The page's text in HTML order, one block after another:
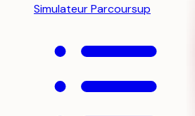
Simulateur Parcoursup